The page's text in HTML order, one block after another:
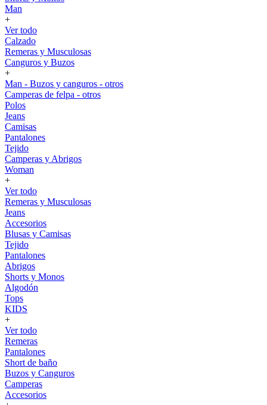
Man
+
Ver todo
Calzado
Remeras y Musculosas
Canguros y Buzos
+
Man - Buzos y canguros - otros
Camperas de felpa - otros
Polos
Jeans
Camisas
Pantalones
Tejido
Camperas y Abrigos
Woman
+
Ver todo
Remeras y Musculosas
Jeans
Accesorios
Blusas y Camisas
Tejido
Pantalones
Abrigos
Shorts y Monos
Algodón
Tops
KIDS
+
Ver todo
Remeras
Pantalones
Short de baño
Buzos y Canguros
Camperas
Accesorios